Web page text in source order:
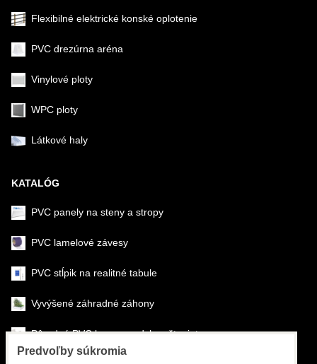
Flexibilné elektrické konské oplotenie
PVC drezúrna aréna
Vinylové ploty
WPC ploty
Látkové haly
KATALÓG
PVC panely na steny a stropy
PVC lamelové závesy
PVC stĺpik na realitné tabule
Vyvýšené záhradné záhony
Pôrodné PVC boxy na odchov šteniat
Predvoľby súkromia